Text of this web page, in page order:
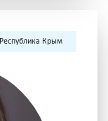
Республика Крым